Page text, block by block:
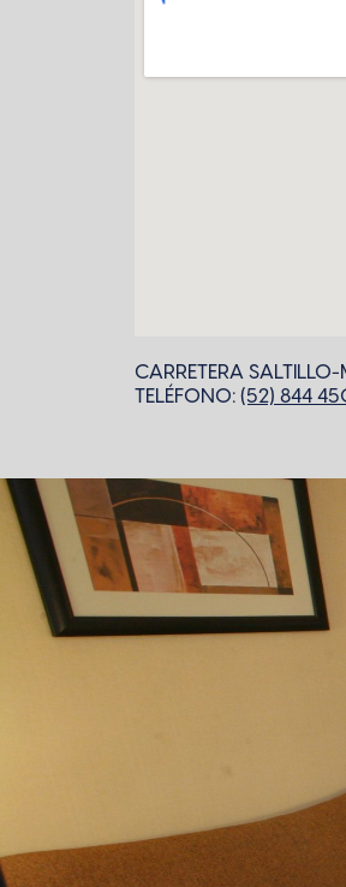
CARRETERA
TELÉFONO: (52) 844